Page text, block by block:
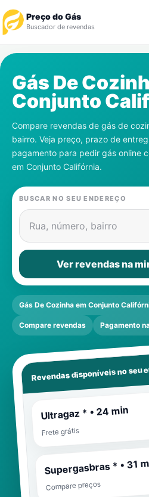
Preço do Gás
Buscador de revendas
Revendedor
Notícias
Cadastre-se
Gás
Contatos
Gás De
Conjunto
Compare revendas de gás de
bairro. Veja preço, prazo de
pagamento para pedir gás online
em Conjunto Califórnia.
BUSCAR NO SEU ENDEREÇO
Rua, número, bairro
Ver revendas na
Gás De Cozinha em Conjunto
Compare revendas Pagamento
Revendas disponíveis no seu
Ultragaz * • 24 min
Frete grátis
Supergasbras * • 31
Compare preços